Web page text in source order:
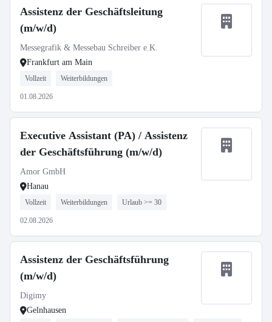
Assistenz der Geschäftsleitung
(m/w/d)
Messegrafik & Messebau Schreiber e.K.
Frankfurt am Main
Vollzeit Weiterbildungen
01.08.2026
Executive Assistant (PA) / Assistenz
der Geschäftsführung (m/w/d)
Amor GmbH
Hanau
Vollzeit Weiterbildungen Urlaub >= 30
02.08.2026
Assistenz der Geschäftsführung
(m/w/d)
Digimy
Gelnhausen